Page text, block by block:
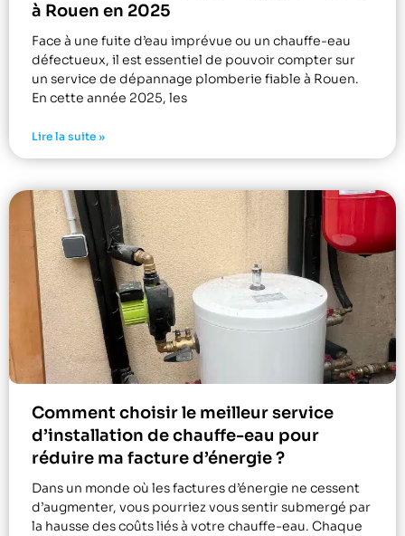
à Rouen en 2025
Face à une fuite d’eau imprévue ou un chauffe-eau
défectueux, il est essentiel de pouvoir compter sur
un service de dépannage plomberie fiable à Rouen.
En cette année 2025, les
Lire la suite »
Comment choisir le meilleur service
d’installation de chauffe-eau pour
réduire ma facture d’énergie ?
Dans un monde où les factures d’énergie ne cessent
d’augmenter, vous pourriez vous sentir submergé par
la hausse des coûts liés à votre chauffe-eau. Chaque